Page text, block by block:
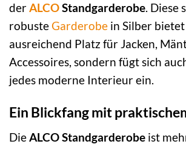
der ALCOStandgarderobe .
robusteGarderobe in Silber
ausreichend Platz für Jacken,
Accessoires, sondern fügt sich
jedes moderne Interieur ein.
Ein Blickfang mit
DieALCO Standgarderobe ist